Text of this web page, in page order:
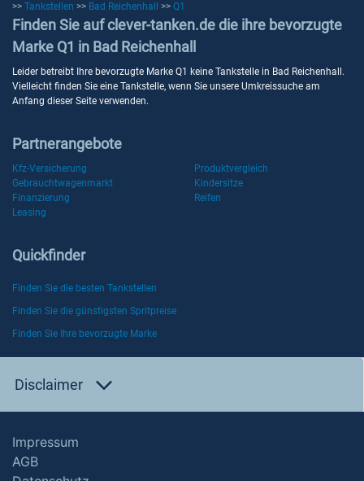
>> Tankstellen >> Bad Reichenhall >> Q1
Finden Sie auf clever-tanken.de die ihre bevorzugte
Marke Q1 in Bad Reichenhall
Leider betreibt Ihre bevorzugte Marke Q1 keine Tankstelle in Bad Reichenhall.
Vielleicht finden Sie eine Tankstelle, wenn Sie unsere Umkreissuche am
Anfang dieser Seite verwenden.
Partnerangebote
Kfz-Versicherung
Produktvergleich
Gebrauchtwagenmarkt
Kindersitze
Finanzierung
Reifen
Leasing
Quickfinder
Finden Sie die besten Tankstellen
Finden Sie die günstigsten Spritpreise
Finden Sie Ihre bevorzugte Marke
Disclaimer
Impressum
AGB